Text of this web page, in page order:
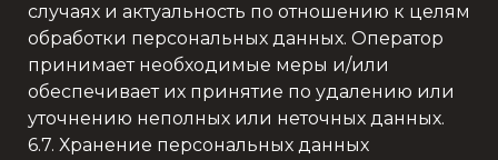
случаях и актуальность по отношению к целям
обработки персональных данных. Оператор
принимает необходимые меры и/или
обеспечивает их принятие по удалению или
уточнению неполных или неточных данных.
6.7. Хранение персональных данных